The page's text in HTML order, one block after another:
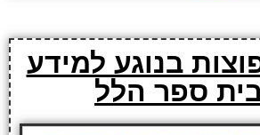
בנוגע למידע
ספר הלל